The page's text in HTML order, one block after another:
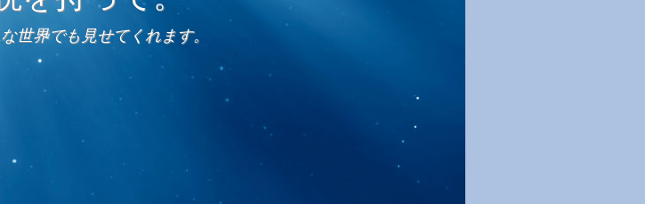
世界でも見せてくれます。